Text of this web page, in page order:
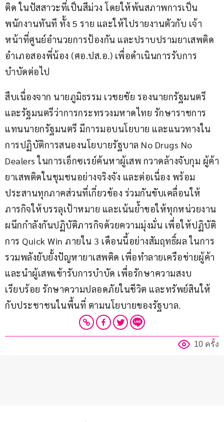
ติด ในปัสสาวะที่เป็นสีม่วง โดยให้พ้นสภาพการเป็น
พนักงานทันที ทั้ง 5 ราย และให้ไปรายงานตัวกับ เจ้า
หน้าที่ศูนย์อำนวยการป้องกัน และปราบปรามยาเสพติด
อำเภอสองพี่น้อง (ศอ.ปส.อ.) เพื่อดำเนินการรับการ
บำบัดต่อไป
สืบเนื่องจาก นายภูมิธรรม เวชยชัย รองนายกรัฐมนตรี
และรัฐมนตรีว่าการกระทรวงมหาดไทย รักษาราชการ
แทนนายกรัฐมนตรี มีการมอบนโยบาย และแนวทางใน
การปฏิบัติการสนองนโยบายรัฐบาล No Drugs No
Dealers ในการเอ็กซเรย์ค้นหาผู้เสพ กวาดล้างจับกุม ผู้ค้า
ยาเสพติดในชุมชนอย่างจริงจัง และต่อเนื่อง พร้อม
ประสานทุกภาคส่วนที่เกี่ยวข้อง ร่วมกันขับเคลื่อนให้
ภารกิจให้บรรลุเป้าหมาย และเน้นย้ำขอให้ทุกหน่วยงาน
ผนึกกำลังกันปฏิบัติภารกิจด้วยความมุ่งมั่น เพื่อให้ปฏิบัติ
การ Quick Win ภายใน 3 เดือนนี้อย่างสัมฤทธิ์ผล ในการ
รวมพลังยับยั้งปัญหายาเสพติด เพื่อทำลายเครือข่ายผู้ค้า
และนำผู้เสพเข้ารับการบำบัด เพื่อรักษาความสงบ
เรียบร้อย รักษาความปลอดภัยในชีวิต และทรัพย์สินให้
กับประชาชนในพื้นที่ ตามนโยบายของรัฐบาล.
10 ครั้ง